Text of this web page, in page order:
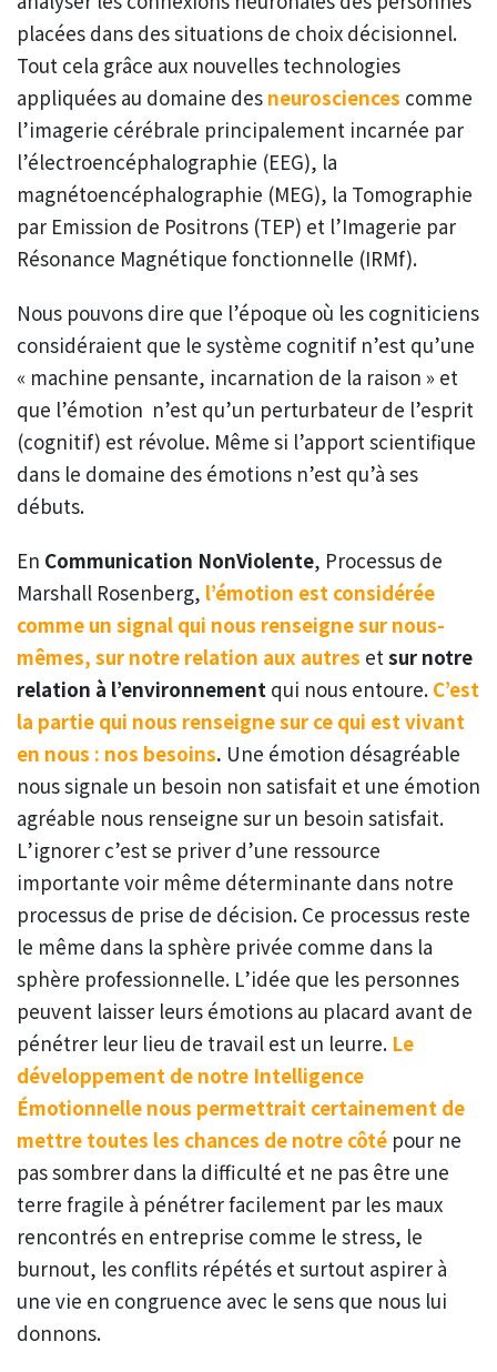
placées dans des situations de choix décisionnel.
Tout cela grâce aux nouvelles technologies
appliquées au domaine des neurosciences comme
l’imagerie cérébrale principalement incarnée par
l’électroencéphalographie (EEG), la
magnétoencéphalographie (MEG), la Tomographie
par Emission de Positrons (TEP) et l’Imagerie par
Résonance Magnétique fonctionnelle (IRMf).
Nous pouvons dire que l’époque où les cogniticiens
considéraient que le système cognitif n’est qu’une
« machine pensante, incarnation de la raison » et
que l’émotion n’est qu’un perturbateur de l’esprit
(cognitif) est révolue. Même si l’apport scientifique
dans le domaine des émotions n’est qu’à ses
débuts.
En Communication NonViolente, Processus de
Marshall Rosenberg, l’émotion est considérée
comme un signal qui nous renseigne sur nous-
mêmes, sur notre relation aux autres etsur notre
relation à l’environnement qui nous entoure. C’est
la partie qui nous renseigne sur ce qui est vivant
en nous : nos besoins. Une émotion désagréable
nous signale un besoin non satisfait et une émotion
agréable nous renseigne sur un besoin satisfait.
L’ignorer c’est se priver d’une ressource
importante voir même déterminante dans notre
processus de prise de décision. Ce processus reste
le même dans la sphère privée comme dans la
sphère professionnelle. L’idée que les personnes
peuvent laisser leurs émotions au placard avant de
pénétrer leur lieu de travail est un leurre. Le
développement de notre Intelligence
Émotionnelle nous permettrait certainement de
mettre toutes les chances de notre côté pour ne
pas sombrer dans la difficulté et ne pas être une
terre fragile à pénétrer facilement par les maux
rencontrés en entreprise comme le stress, le
burnout, les conflits répétés et surtout aspirer à
une vie en congruence avec le sens que nous lui
donnons.